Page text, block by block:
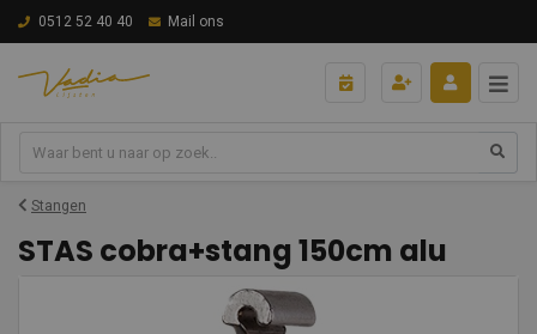
0512 52 40 40 Mail ons
Stangen
STAS cobra+stang 150cm alu